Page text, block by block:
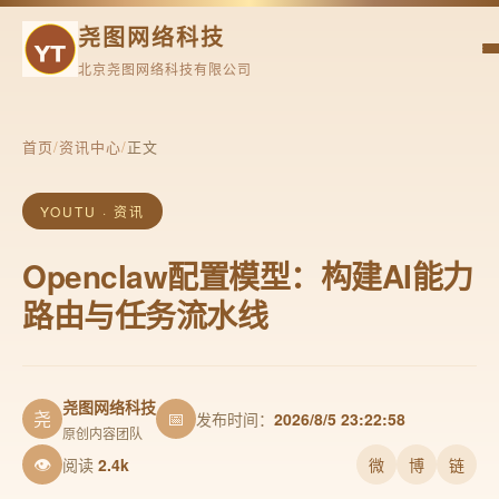
尧图网络科技
北京尧图网络科技有限公司
首页/资讯中心/正文
YOUTU · 资讯
Openclaw配置模型：构建AI能力
路由与任务流水线
尧 尧图网络科技
原创内容团队
📅 发布时间： 2026/8/5 23:22:58
👁 阅读 2.4k 微 博 链